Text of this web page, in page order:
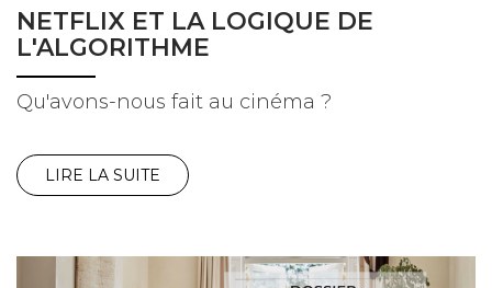
NETFLIX ET LA LOGIQUE DE
L'ALGORITHME
Qu'avons-nous fait au cinéma ?
LIRE LA SUITE